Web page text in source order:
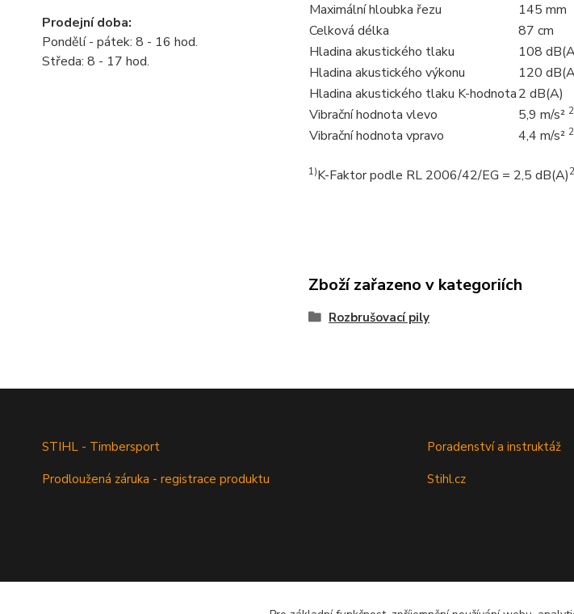
Prodejní doba:
Pondělí - pátek: 8 - 16 hod.
Středa: 8 - 17 hod.
Maximální hloubka řezu
145 mm
Celková délka
87 cm
Hladina akustického tlaku
108
Hladina akustického výkonu 120
Hladina akustického tlaku K-hodnota2 dB(A)
Vibrační hodnota vlevo
5,9 m/s²
Vibrační hodnota vpravo 4,4 m/s²
1)K-Faktor podle RL 2006/42/EG = 2,5 dB(A)
Zboží zařazeno v kategoriích
Rozbrušovací pily
STIHL - Timbersport
Prodloužená záruka - registrace produktu
Poradenství a instruktáž
Stihl.cz